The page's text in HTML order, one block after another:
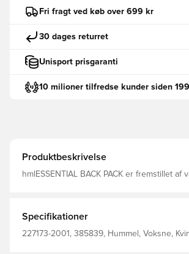
Fri fragt ved køb over 699 kr
30 dages returret
Unisport prisgaranti
10 milioner tilfredse kunder siden
Produktbeskrivelse
hmlESSENTIAL BACK PACK er fremstillet af
ekstra opbevaring.
Specifikationer
227173-2001, 385839, Hummel, Voksne,